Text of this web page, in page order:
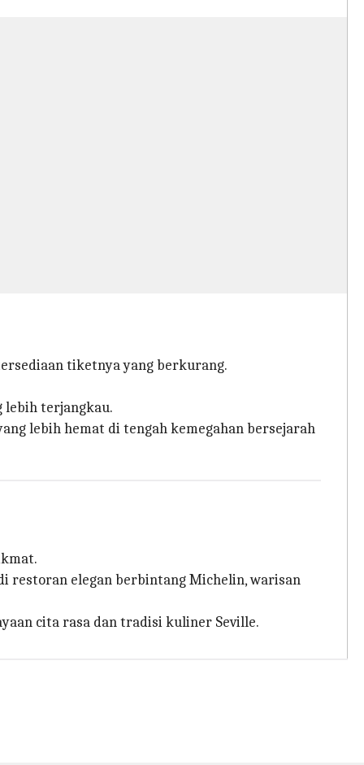
tiketnya yang berkurang.
lebih terjangkau.
lebih hemat di tengah kemegahan bersejarah
restoran elegan berbintang Michelin, warisan
cita rasa dan tradisi kuliner Seville.